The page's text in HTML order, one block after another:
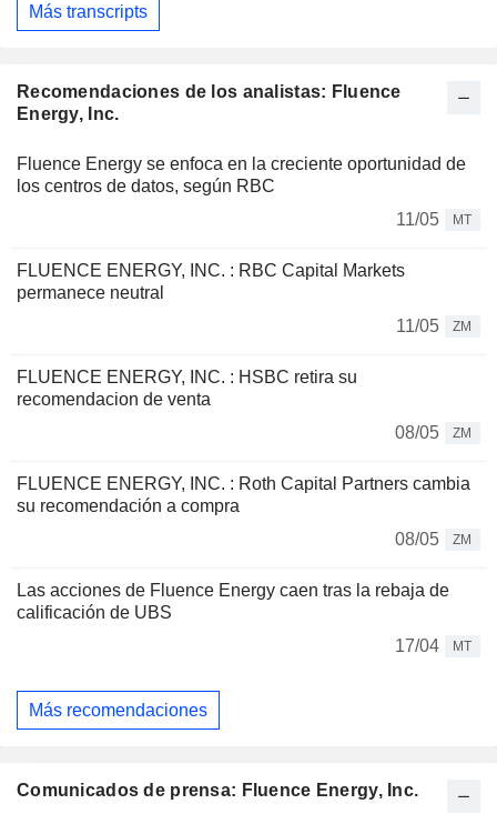
Más transcripts
Recomendaciones de los analistas: Fluence
Energy, Inc.
Fluence Energy se enfoca en la creciente oportunidad de
los centros de datos, según RBC
11/05
MT
FLUENCE ENERGY, INC. : RBC Capital Markets
permanece neutral
11/05
ZM
FLUENCE ENERGY, INC. : HSBC retira su
recomendacion de venta
08/05
ZM
FLUENCE ENERGY, INC. : Roth Capital Partners cambia
su recomendación a compra
08/05
ZM
Las acciones de Fluence Energy caen tras la rebaja de
calificación de UBS
17/04
MT
Más recomendaciones
Comunicados de prensa: Fluence Energy, Inc.